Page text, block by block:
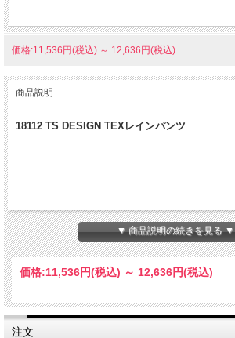
価格:11,536円(税込) ～ 12,636円(税込)
商品説明
18112 TS DESIGN TEXレインパンツ
▼ 商品説明の続きを見る ▼
価格:11,536円(税込) ～ 12,636円(税込)
注文